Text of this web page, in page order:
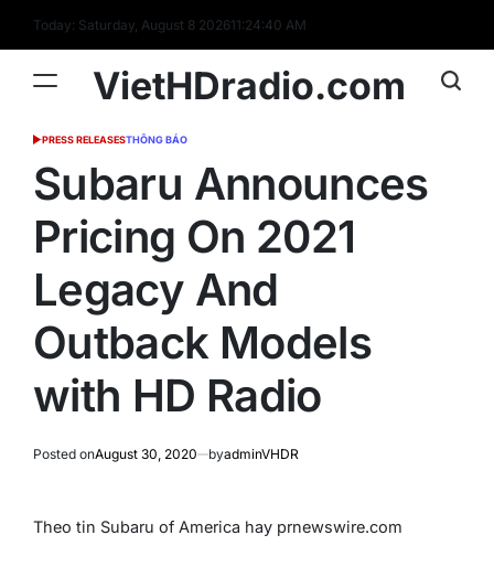
content
Today: Saturday, August 8 202611:24:41 AM
VietHDradio.com
POSTED
PRESS RELEASESTHÔNG BÁO
Subaru Announces
Pricing On 2021
Legacy And
Outback Models
with HD Radio
Posted onAugust 30, 2020 byadminVHDR
Theo tin Subaru of America hay prnewswire.com